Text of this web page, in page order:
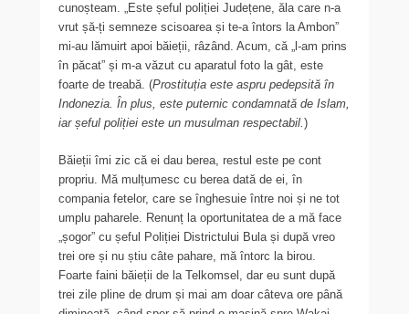
cunoșteam. „Este șeful poliției Județene, ăla care n-a
vrut șă-ți semneze scisoarea și te-a întors la Ambon”
mi-au lămuirt apoi băieții, râzând. Acum, că „l-am prins
în păcat” și m-a văzut cu aparatul foto la gât, este
foarte de treabă. (Prostituția este aspru pedepsită în
Indonezia. În plus, este puternic condamnată de Islam,
iar șeful poliției este un musulman respectabil.)
Băieții îmi zic că ei dau berea, restul este pe cont
propriu. Mă mulțumesc cu berea dată de ei, în
compania fetelor, care se înghesuie între noi și ne tot
umplu paharele. Renunț la oportunitatea de a mă face
„șogor” cu șeful Poliției Districtului Bula și după vreo
trei ore și nu știu câte pahare, mă întorc la birou.
Foarte faini băieții de la Telkomsel, dar eu sunt după
trei zile pline de drum și mai am doar câteva ore până